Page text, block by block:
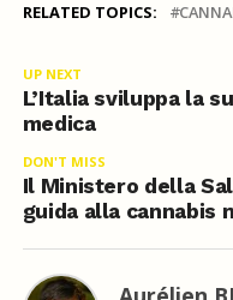
RELATED TOPICS:
UP NEXT
L’Italia sviluppa la
medica
DON'T MISS
Il Ministero della
guida alla cannabis